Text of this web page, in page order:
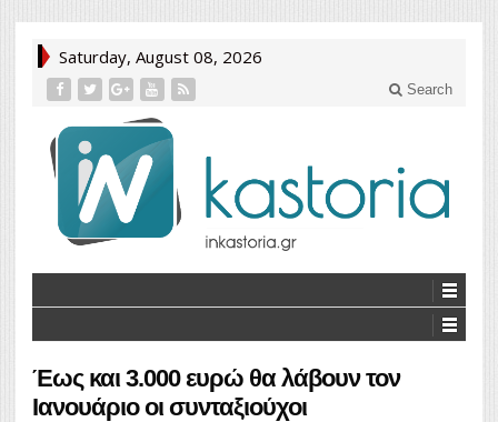
Saturday, August 08, 2026
Search
Έως και 3.000 ευρώ θα λάβουν τον
Ιανουάριο οι συνταξιούχοι